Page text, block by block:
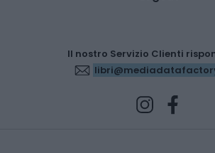
Il nostro Servizio Clienti